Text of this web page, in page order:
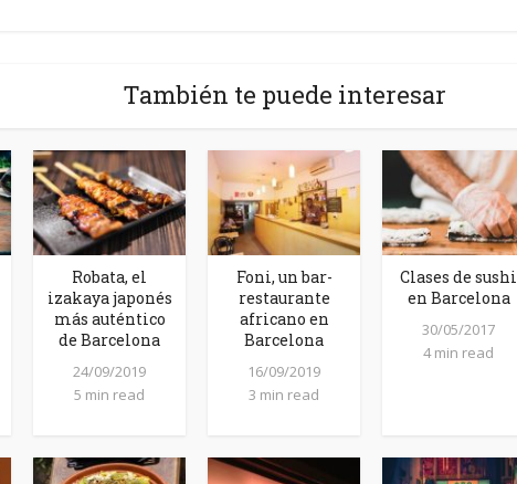
También te puede interesar
Robata, el
izakaya japonés
más auténtico
de Barcelona
24/09/2019
5 min read
Foni, un bar-
restaurante
africano en
Barcelona
16/09/2019
3 min read
Clases de sushi
en Barcelona
30/05/2017
4 min read